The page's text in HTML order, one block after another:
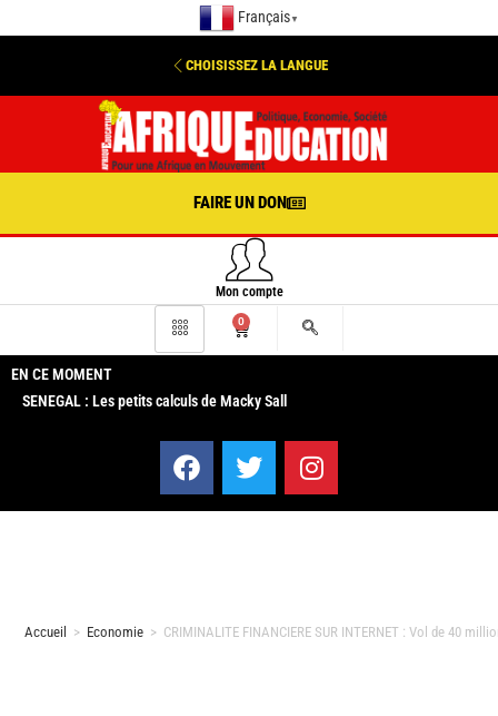
Français ▼
CHOISISSEZ LA LANGUE
FAIRE UN DON
Mon compte
0
EN CE MOMENT
SENEGAL : Les petits calculs de Macky Sall
Accueil > Economie > CRIMINALITE FINANCIERE SUR INTERNET : Vol de 40